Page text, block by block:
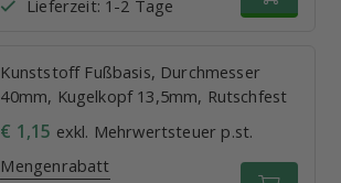
Lieferzeit: 1-2 Tage
Kunststoff Fußbasis, Durchmesser
40mm, Kugelkopf 13,5mm, Rutschfest
€ 1,15 exkl. Mehrwertsteuer p.st.
Mengenrabatt